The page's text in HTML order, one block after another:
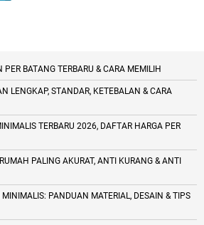
BATANG TERBARU & CARA MEMILIH
LENGKAP, STANDAR, KETEBALAN & CARA
TERBARU 2026, DAFTAR HARGA PER
PALING AKURAT, ANTI KURANG & ANTI
PANDUAN MATERIAL, DESAIN & TIPS